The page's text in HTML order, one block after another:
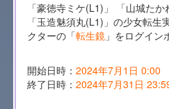
「豪徳寺ミケ(L1)」 「山城た
「玉造魅須丸(L1)」の少女転生
クターの「転生鏡」をログイン
開始日時： 2024年7月1日 0:00
終了日時： 2024年7月31日